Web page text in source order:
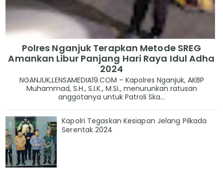
Polres Nganjuk Terapkan Metode SREG
Amankan Libur Panjang Hari Raya Idul Adha
2024
NGANJUK,LENSAMEDIA19.COM – Kapolres Nganjuk, AKBP
Muhammad, S.H., S.I.K., M.Si., menurunkan ratusan
anggotanya untuk Patroli Ska...
Kapolri Tegaskan Kesiapan Jelang Pilkada
Serentak 2024